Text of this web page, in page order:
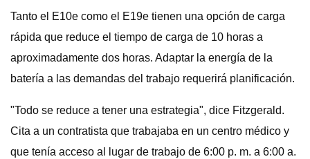
Tanto el E10e como el E19e tienen una opción de carga
rápida que reduce el tiempo de carga de 10 horas a
aproximadamente dos horas. Adaptar la energía de la
batería a las demandas del trabajo requerirá planificación.
"Todo se reduce a tener una estrategia", dice Fitzgerald.
Cita a un contratista que trabajaba en un centro médico y
que tenía acceso al lugar de trabajo de 6:00 p. m. a 6:00 a.